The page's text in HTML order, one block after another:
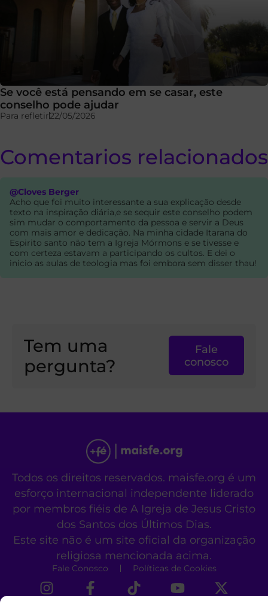
Se você está pensando em se casar, este
conselho pode ajudar
Para refletir22/05/2026
Comentarios relacionados
@Cloves Berger
Acho que foi muito interessante a sua explicação desde
texto na inspiração diária,e se sequir este conselho podem
sim mudar o comportamento da pessoa e servir a Deus
com mais amor e dedicação. Na minha cidade Itarana do
Espirito santo não tem a Igreja Mórmons e se tivesse e
com certeza estavam a participando os cultos. E dei o
inicio as aulas de teologia mas foi embora sem disser thau!
Tem uma
pergunta?
Fale
conosco
Todos os direitos reservados. maisfe.org é um
esforço internacional independente liderado
por membros fiéis de A Igreja de Jesus Cristo
dos Santos dos Últimos Dias.
Este site não é um site oficial da organização
religiosa mencionada acima.
Fale Conosco Políticas de Cookies